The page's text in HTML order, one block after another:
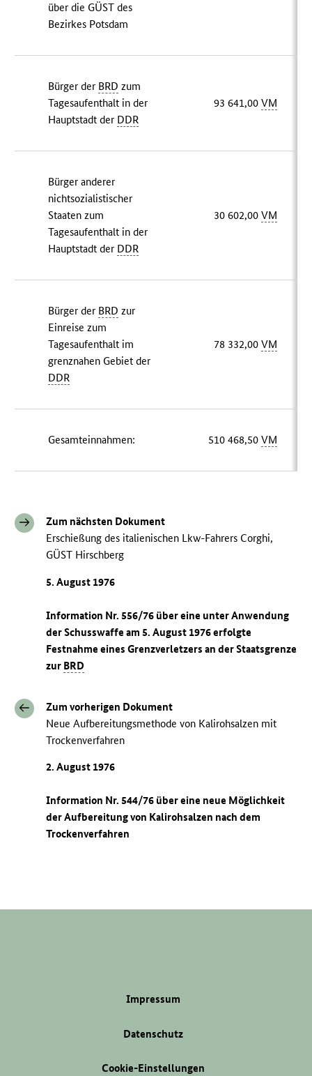
über die GÜST des
Bezirkes Potsdam
Bürger der BRD zum
Tagesaufenthalt in der
Hauptstadt der DDR
93 641,00VM
Bürger anderer
nichtsozialistischer
Staaten zum
Tagesaufenthalt in der
Hauptstadt der DDR
30 602,00VM
Bürger der BRD zur
Einreise zum
Tagesaufenthalt im
grenznahen Gebiet der
DDR
78 332,00VM
Gesamteinnahmen: 510 468,50VM
Zum nächsten Dokument
Erschießung des italienischen Lkw-Fahrers Corghi,
GÜST Hirschberg
5. August 1976
Information Nr. 556/76 über eine unter Anwendung
der Schusswaffe am 5. August 1976 erfolgte
Festnahme eines Grenzverletzers an der Staatsgrenze
zur BRD
Zum vorherigen Dokument
Neue Aufbereitungsmethode von Kalirohsalzen mit
Trockenverfahren
2. August 1976
Information Nr. 544/76 über eine neue Möglichkeit
der Aufbereitung von Kalirohsalzen nach dem
Trockenverfahren
Impressum
Datenschutz
Cookie-Einstellungen